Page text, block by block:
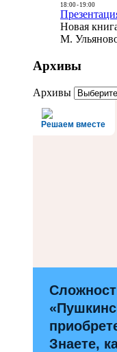
18:00- 19:00
Новая
М.
Архивы
Архивы
Решаем вместе
Знаете,